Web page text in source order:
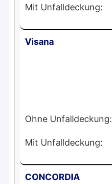
Mit Unfalldeckung:
Visana
Ohne Unfalldeckung:
Mit Unfalldeckung:
CONCORDIA